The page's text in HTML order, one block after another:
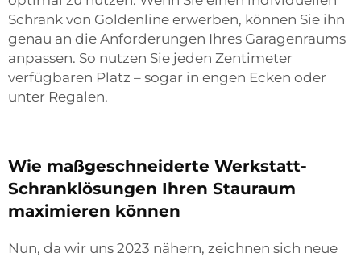
Schrank von Goldenline erwerben, können Sie ihn
genau an die Anforderungen Ihres Garagenraums
anpassen. So nutzen Sie jeden Zentimeter
verfügbaren Platz – sogar in engen Ecken oder
unter Regalen.
Wie maßgeschneiderte Werkstatt-
Schranklösungen Ihren Stauraum
maximieren können
Nun, da wir uns 2023 nähern, zeichnen sich neue